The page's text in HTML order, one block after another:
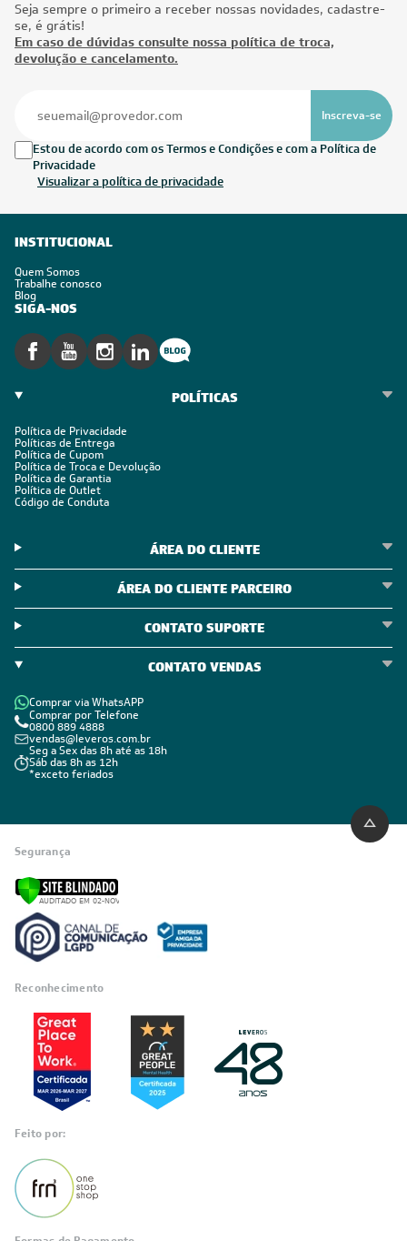
Seja sempre o primeiro a receber nossas novidades, cadastre-
se, é grátis!
Em caso de dúvidas consulte nossa política de troca,
devolução e cancelamento.
Inscreva-se
Estou de acordo com os Termos e Condições e com a Política de
Privacidade
Visualizar a política de privacidade
INSTITUCIONAL
Quem Somos
Trabalhe conosco
Blog
SIGA-NOS
POLÍTICAS
Política de Privacidade
Políticas de Entrega
Política de Cupom
Política de Troca e Devolução
Política de Garantia
Política de Outlet
Código de Conduta
ÁREA DO CLIENTE
ÁREA DO CLIENTE PARCEIRO
CONTATO SUPORTE
CONTATO VENDAS
Comprar via WhatsAPP
Comprar por Telefone
0800 889 4888
vendas@leveros.com.br
Seg a Sex das 8h até as 18h
Sáb das 8h as 12h
*exceto feriados
Segurança
Reconhecimento
Feito por: